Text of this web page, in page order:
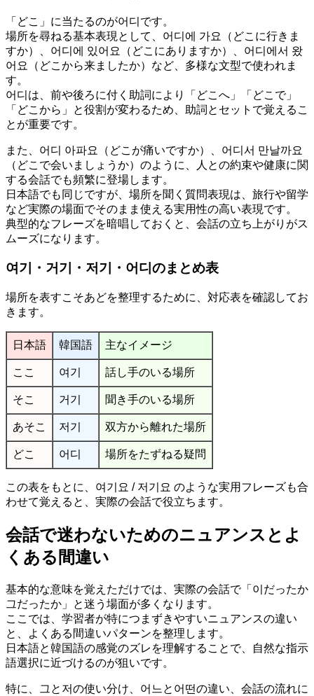
「どこ」に当たるのが어디です。
場所を尋ねる基本表現として、어디에 가요（どこに行きま
すか）、어디에 있어요（どこにありますか）、어디에서 왔
어요（どこから来ましたか）など、多様な文型で使われま
す。
어디は、前や後ろに付く助詞により「どこへ」「どこで」
「どこから」と役割が変わるため、助詞とセットで覚えるこ
とが重要です。
また、어디 아파요（どこが痛いですか）、어디서 만날까요
（どこで会いましょうか）のように、人との約束や健康に関
する会話でも頻繁に登場します。
日本語でも同じですが、場所を聞く質問表現は、旅行や留学
など実際の場面でそのまま使える実用性の高い表現です。
典型的なフレーズを暗唱しておくと、会話の立ち上がりがス
ムーズになります。
여기・거기・저기・어디のまとめ表
場所を表すこそあどを整理するために、対応表を確認してお
きます。
日本語 韓国語 主なイメージ
ここ 여기 話し手のいる場所
そこ 거기 聞き手のいる場所
あそこ 저기 双方から離れた場所
どこ 어디 場所をたずねる疑問
この表をもとに、여기요 / 저기요 のような実用フレーズも合
わせて覚えると、実際の会話で役立ちます。
会話で迷わないためのニュアンスとよ
くある間違い
基本的な意味を覚えただけでは、実際の会話で「이だったか
그だったか」と迷う場面が多くなります。
ここでは、学習者が特につまずきやすいニュアンスの違い
と、よくある間違いパターンを整理します。
日本語と韓国語の感覚のズレを理解することで、自然な指示
語選択に近づけるのが狙いです。
特に、그と저の使い分け、어느と어떤の違い、会話の流れに